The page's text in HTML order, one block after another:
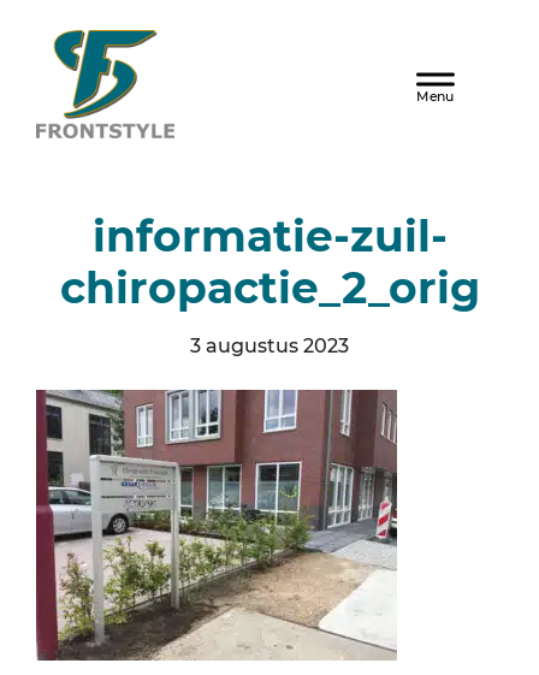
naar
de
hoofd
inhoud
Frontstyle
Header
Rechts
informatie-zuil-
chiropactie_2_orig
3 augustus 2023